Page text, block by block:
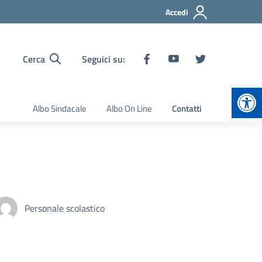
Accedi
Cerca Seguici su:
Albo Sindacale Albo On Line Contatti
Personale scolastico